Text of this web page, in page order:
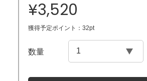
¥3,520
獲得予定ポイント：32pt
数量